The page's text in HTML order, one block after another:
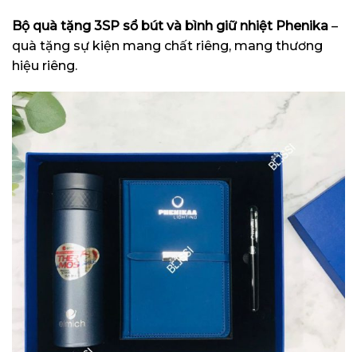
Bộ quà tặng 3SP sổ bút và bình giữ nhiệt Phenika –
quà tặng sự kiện mang chất riêng, mang thương
hiệu riêng.